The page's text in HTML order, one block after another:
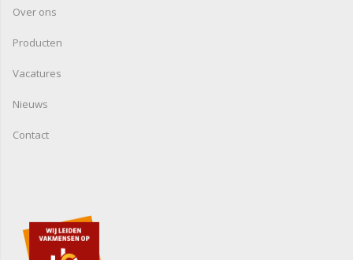
Over ons
Producten
Vacatures
Nieuws
Contact